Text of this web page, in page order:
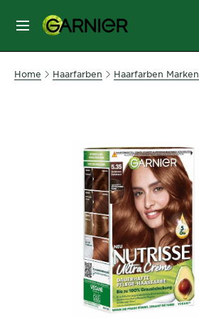
MENU
GESICHTSPFLEGE
HAARFARBE
SONNENSCHUTZ
KÖRPERPFLEGE
SERVICES
Home Haarfarben Haarfarben Marken